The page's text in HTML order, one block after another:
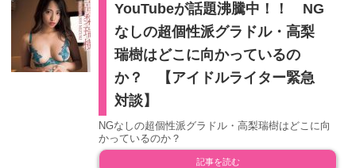
YouTubeが話題沸騰中！！ NG
なしの超個性派グラドル・高梨
瑞樹はどこに向かっているの
か？ 【アイドルライター緊急
対談】
NGなしの超個性派グラドル・高梨瑞樹はどこに向
かっているのか？
記事を読む